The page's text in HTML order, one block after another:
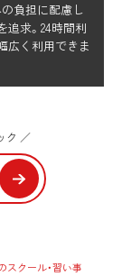
負担に配慮し
追求。24時間利
広く利用できま
ク ／
スクール・習い事